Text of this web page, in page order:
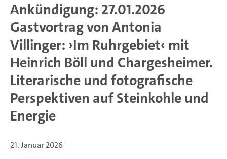
Ankündigung: 27.01.2026
Gastvortrag von Antonia
Villinger: ›Im Ruhrgebiet‹ mit
Heinrich Böll und Chargesheimer.
Literarische und fotografische
Perspektiven auf Steinkohle und
Energie
21. Januar 2026